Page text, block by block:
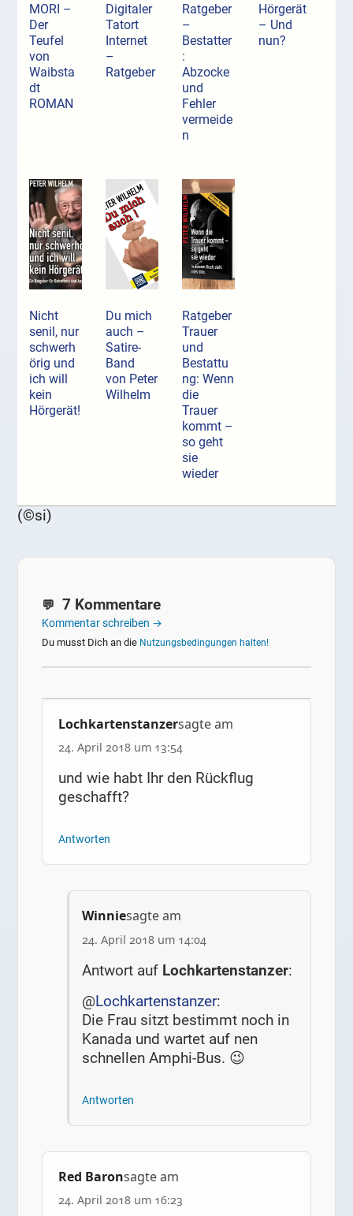
MORI –
Der
Teufel
von
Waibsta
dt
ROMAN
Digitaler
Tatort
Internet
–
Ratgeber
Ratgeber
–
Bestatter
:
Abzocke
und
Fehler
vermeide
n
Hörgerät
– Und
nun?
Nicht
senil, nur
schwerh
örig und
ich will
kein
Hörgerät!
Du mich
auch –
Satire-
Band
von Peter
Wilhelm
Ratgeber
Trauer
und
Bestattu
ng: Wenn
die
Trauer
kommt –
so geht
sie
wieder
(©si)
7 Kommentare
Kommentar schreiben →
Du musst Dich an die Nutzungsbedingungen halten!
Lochkartenstanzersagte am
24. April 2018 um 13:54
und wie habt Ihr den Rückflug
geschafft?
Antworten
Winniesagte am
24. April 2018 um 14:04
Antwort auf Lochkartenstanzer:
@Lochkartenstanzer:
Die Frau sitzt bestimmt noch in
Kanada und wartet auf nen
schnellen Amphi-Bus. 😉
Antworten
Red Baronsagte am
24. April 2018 um 16:23